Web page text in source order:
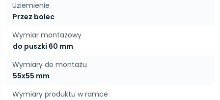
Uziemienie
Przez bolec
Wymiar montażowy
do puszki 60 mm
Wymiary do montażu
55x55 mm
Wymiary produktu w ramce